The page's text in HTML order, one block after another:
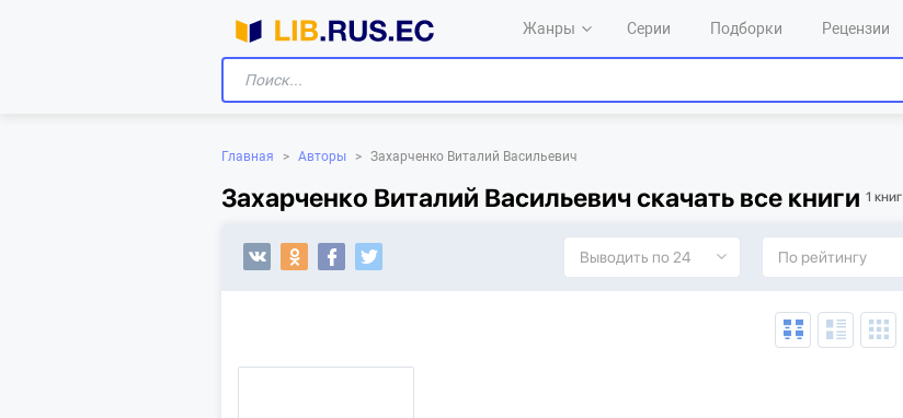
Жанры Серии Подборки Рецензии
Главная > Авторы > Захарченко Виталий Васильевич
Захарченко Виталий Васильевич скачать все книги 1 книг
Выводить по 24 По рейтингу